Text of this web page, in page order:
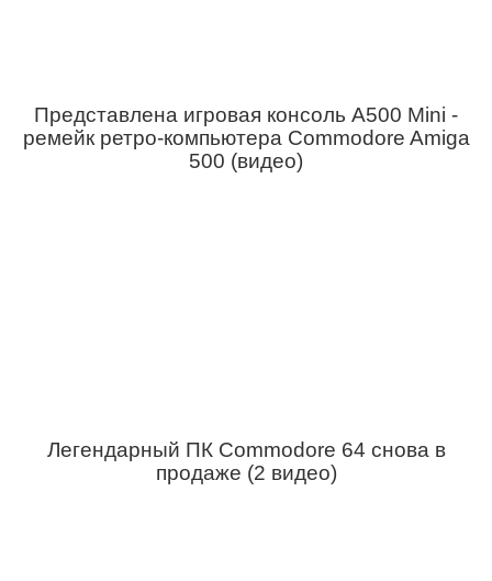
Представлена игровая консоль A500 Mini -
ремейк ретро-компьютера Commodore Amiga
500 (видео)
Легендарный ПК Commodore 64 снова в
продаже (2 видео)